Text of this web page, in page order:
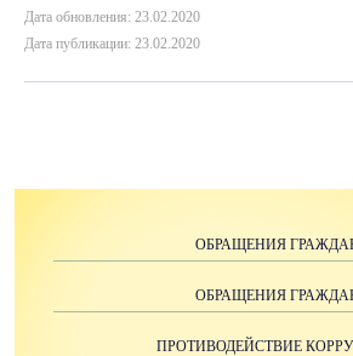
Дата обновления: 23.02.2020
Дата публикации: 23.02.2020
ОБРАЩЕНИЯ
ОБРАЩЕНИЯ
ПРОТИВОДЕЙСТВИЕ